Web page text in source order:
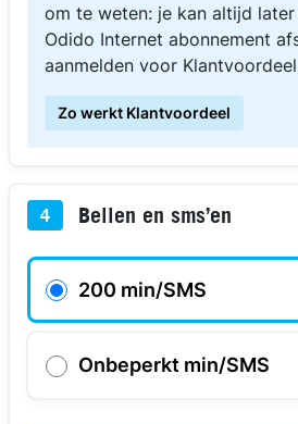
om te weten: je kan altijd
Odido Internet abonnement
aanmelden voor
Zo werkt Klantvoordeel
4 Bellen en sms’en
200 min/SMS
Onbeperkt min/SMS